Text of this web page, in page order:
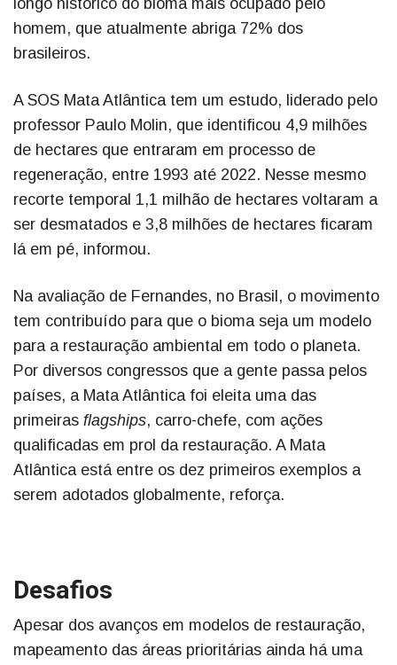
longo histórico do bioma mais ocupado pelo
homem, que atualmente abriga 72% dos
brasileiros.
A SOS Mata Atlântica tem um estudo, liderado pelo
professor Paulo Molin, que identificou 4,9 milhões
de hectares que entraram em processo de
regeneração, entre 1993 até 2022. Nesse mesmo
recorte temporal 1,1 milhão de hectares voltaram a
ser desmatados e 3,8 milhões de hectares ficaram
lá em pé, informou.
Na avaliação de Fernandes, no Brasil, o movimento
tem contribuído para que o bioma seja um modelo
para a restauração ambiental em todo o planeta.
Por diversos congressos que a gente passa pelos
países, a Mata Atlântica foi eleita uma das
primeiras flagships, carro-chefe, com ações
qualificadas em prol da restauração. A Mata
Atlântica está entre os dez primeiros exemplos a
serem adotados globalmente, reforça.
Desafios
Apesar dos avanços em modelos de restauração,
mapeamento das áreas prioritárias ainda há uma